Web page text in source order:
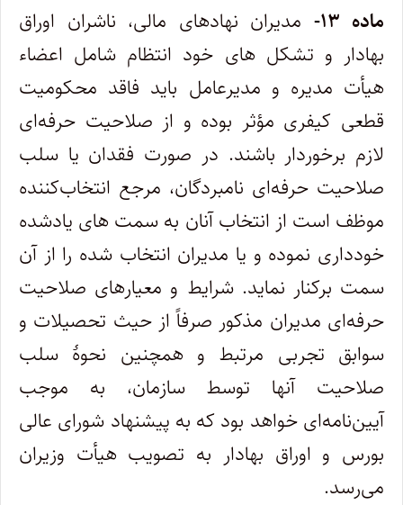
ماده ۱۳-
مدیران نهادهای مالی، ناشران اوراق
بهادار و تشکل های خود انتظام شامل اعضاء
هیأت مدیره و مدیرعامل باید فاقد محکومیت
قطعی کیفری مؤثر بوده و از صلاحیت حرفه‌ای
لازم برخوردار باشند. در صورت فقدان یا سلب
صلاحیت حرفه‌ای نامبردگان، مرجع انتخاب‌کننده
موظف است از انتخاب آنان به سمت های یادشده
خودداری نموده و یا مدیران انتخاب شده را از آن
سمت برکنار نماید. شرایط و معیارهای صلاحیت
حرفه‌ای مدیران مذکور صرفاً از حیث تحصیلات و
سوابق تجربی مرتبط و همچنین نحوۀ سلب
صلاحیت آنها توسط سازمان، به موجب
آیین‌نامه‌ای خواهد بود که به پیشنهاد شورای عالی
بورس و اوراق بهادار به تصویب هیأت وزیران
می‌رسد.